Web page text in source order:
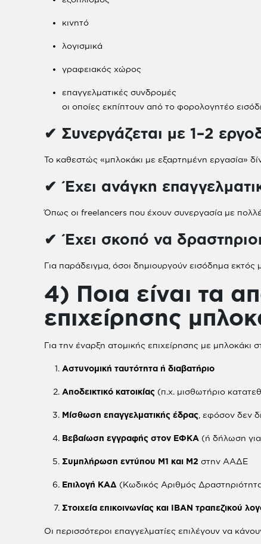
κινητό
λογισμικά
γραφειακός χώρος
επαγγελματικές συνδρομές
οι οποίες εκπίπτουν από το φορολογητέο
✔ Συνεργάζεται με 1–2
Το καθεστώς «μπλοκάκι με εξαρτημένη εργασία»
✔ Έχει ανάγκη
Όπως οι freelancers που έχουν συνεργασία με
✔ Έχει σκοπό να
Για παράδειγμα, όσοι δημιουργούν εισόδημα
4) Ποια είναι τα
επιχείρησης
Για την έναρξη ατομικής επιχείρησης με μπλοκάκι
Αστυνομική ταυτότητα ή διαβατήριο
Αποδεικτικό κατοικίας (π.χ. μισθωτήριο
Μίσθωση επαγγελματικής έδρας , εφόσον δεν
Βεβαίωση εγγραφής στον ΕΦΚΑ (ή δήλωση
Συμπλήρωση εντύπου Μ1 και Μ2 στην ΑΑΔΕ
Επιλογή ΚΑΔ (Κωδικός Αριθμός
Στοιχεία επικοινωνίας και IBAN τραπεζικού
Οι περισσότεροι επαγγελματίες επιλέγουν να